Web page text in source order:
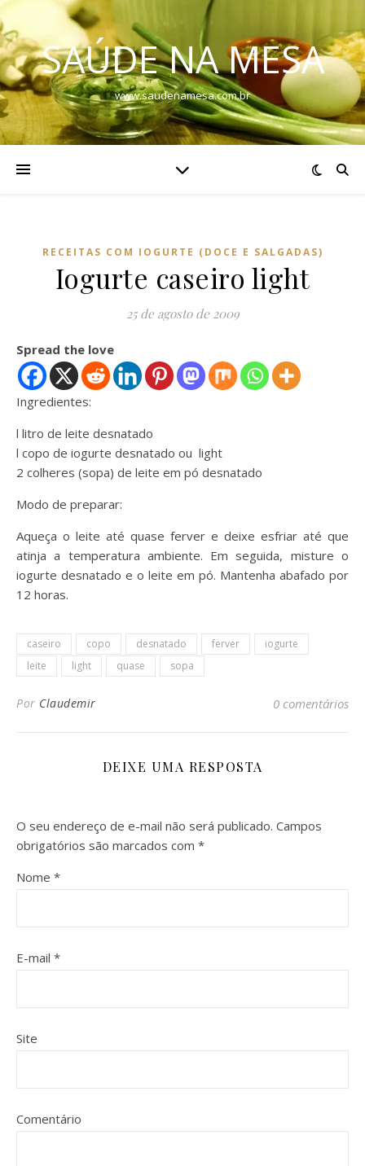
SAÚDE NA MESA
www.saudenamesa.com.br
RECEITAS COM IOGURTE (DOCE E SALGADAS)
Iogurte caseiro light
25 de agosto de 2009
Spread the love
Ingredientes:
l litro de leite desnatado
l copo de iogurte desnatado ou light
2 colheres (sopa) de leite em pó desnatado
Modo de preparar:
Aqueça o leite até quase ferver e deixe esfriar até que
atinja a temperatura ambiente. Em seguida, misture o
iogurte desnatado e o leite em pó. Mantenha abafado por
12 horas.
caseiro copo desnatado ferver
iogurte
leite
light quase sopa
Por Claudemir 0 comentários
DEIXE UMA RESPOSTA
O seu endereço de e-mail não será publicado. Campos
obrigatórios são marcados com *
Nome *
E-mail *
Site
Comentário